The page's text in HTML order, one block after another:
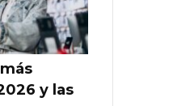
y las